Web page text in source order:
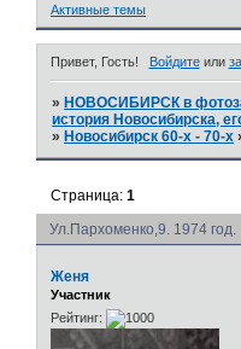
Активные темы
Привет, Гость! Войдитеили
» НОВОСИБИРСК в
история Новосибирска,
» Новосибирск 60-х - 70-х
Ул.Пархоменко,9. 1974 год.
Страница:1
Женя
Участник
Рейтинг: